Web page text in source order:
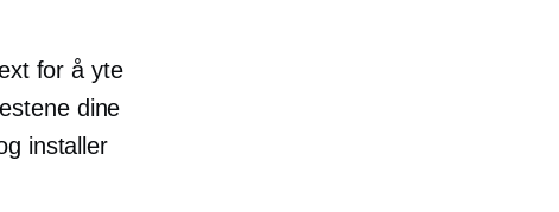
for å yte
dine
installer